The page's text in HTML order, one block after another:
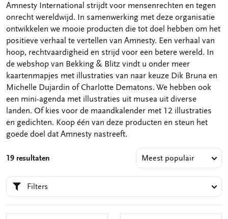
Amnesty International strijdt voor mensenrechten en tegen
onrecht wereldwijd. In samenwerking met deze organisatie
ontwikkelen we mooie producten die tot doel hebben om het
positieve verhaal te vertellen van Amnesty. Een verhaal van
hoop, rechtvaardigheid en strijd voor een betere wereld. In
de webshop van Bekking & Blitz vindt u onder meer
kaartenmapjes met illustraties van naar keuze Dik Bruna en
Michelle Dujardin of Charlotte Dematons. We hebben ook
een mini-agenda met illustraties uit musea uit diverse
landen. Of kies voor de maandkalender met 12 illustraties
en gedichten. Koop één van deze producten en steun het
goede doel dat Amnesty nastreeft.
19 resultaten
Filters